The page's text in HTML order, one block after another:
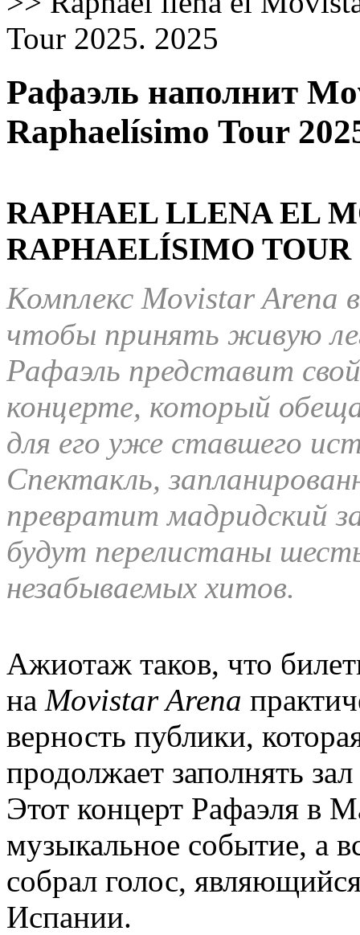
Tour 2025. 2025
Рафаэль наполнит
Raphaelísimo Tour
RAPHAEL LLENA EL
RAPHAELÍSIMO TOUR
Комплекс Movistar Arena
чтобы принять живую
Рафаэль представит
концерте, который
для его уже ставшего
Спектакль,
превратит мадридский
будут перелистаны
незабываемых хитов.
Ажиотаж таков, что
на Movistar Arena
верность публики,
продолжает заполнять зал
Этот концерт Рафаэля в
музыкальное событие, а
собрал голос,
Испании.